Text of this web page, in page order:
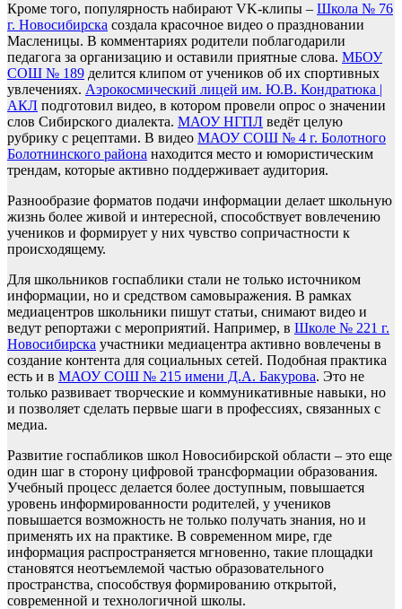
Кроме того, популярность набирают VK-клипы – Школа № 76
г. Новосибирска создала красочное видео о праздновании
Масленицы. В комментариях родители поблагодарили
педагога за организацию и оставили приятные слова. МБОУ
СОШ № 189 делится клипом от учеников об их спортивных
увлечениях. Аэрокосмический лицей им. Ю.В. Кондратюка |
АКЛ подготовил видео, в котором провели опрос о значении
слов Сибирского диалекта. МАОУ НГПЛ ведёт целую
рубрику с рецептами. В видео МАОУ СОШ № 4 г. Болотного
Болотнинского района находится место и юмористическим
трендам, которые активно поддерживает аудитория.
Разнообразие форматов подачи информации делает школьную
жизнь более живой и интересной, способствует вовлечению
учеников и формирует у них чувство сопричастности к
происходящему.
Для школьников госпаблики стали не только источником
информации, но и средством самовыражения. В рамках
медиацентров школьники пишут статьи, снимают видео и
ведут репортажи с мероприятий. Например, в Школе № 221 г.
Новосибирска участники медиацентра активно вовлечены в
создание контента для социальных сетей. Подобная практика
есть и в МАОУ СОШ № 215 имени Д.А. Бакурова. Это не
только развивает творческие и коммуникативные навыки, но
и позволяет сделать первые шаги в профессиях, связанных с
медиа.
Развитие госпабликов школ Новосибирской области – это еще
один шаг в сторону цифровой трансформации образования.
Учебный процесс делается более доступным, повышается
уровень информированности родителей, у учеников
повышается возможность не только получать знания, но и
применять их на практике. В современном мире, где
информация распространяется мгновенно, такие площадки
становятся неотъемлемой частью образовательного
пространства, способствуя формированию открытой,
современной и технологичной школы.